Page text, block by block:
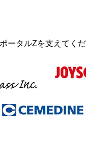
ータルZを支えてく